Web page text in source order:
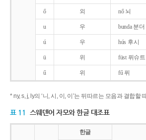
ő 외 nő 뇌
u 우 bunda 분더
ú 우 hús 후시
ü 위 füst 퓌슈트
ű 위 fű 퓌
* ny, s, j, ly의 ‘니, 시, 이, 이’는 뒤따르는 모음과 결합할
표 11 스웨덴어 자모와 한글 대조표
한글